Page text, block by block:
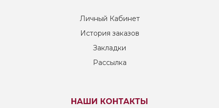
Личный Кабинет
История заказов
Закладки
Рассылка
НАШИ КОНТАКТЫ